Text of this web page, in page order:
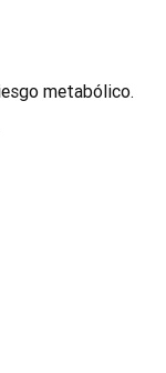
metabólico.